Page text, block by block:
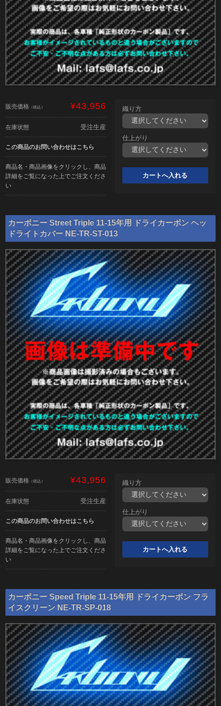
販売価格 （税込） ¥43,956
在庫状態 受注生産
この商品のお問い合わせはこちら
商品名・商品画像をクリックし、商品
詳細をご覧になった上でご注文くださ
い
織り方
仕上がり
カーボニー Street Triple 11-15年用 ドライカーボン ヘッ
ドライトカバー NE-TR-ST-013
販売価格 （税込） ¥43,956
在庫状態 受注生産
この商品のお問い合わせはこちら
商品名・商品画像をクリックし、商品
詳細をご覧になった上でご注文くださ
い
織り方
仕上がり
カーボニー Speed Triple 11-15年用 ドライカーボン フラ
イスクリーン NE-TR-SP-018